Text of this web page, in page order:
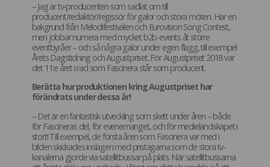
– Jag är tv-producenten som sadlat om till
producent/redaktör/regissör för galor och stora möten. Har en
bakgrund från Melodifestivalen och Eurovision Song Contest,
men jobbar numera med mycket b2b-events åt större
eventbyråer – och så några galor under egen flagg, till exempel
Årets Dagstidning och Augustpriset. För Augustpriset 2018 var
det 11:e året i rad som Fascinera står som producent.
Berätta hur produktionen kring Augustpriset har
förändrats under dessa år!
– Det är en fantastisk utveckling som skett under åren – både
för Fascineras del, för evenemanget, och för medielandskapet i
stort! Till exempel, de första åren som Fascinera var med i
bilden skickades inslagen med pristagarna som de stora tv-
kanalerna gjorde via satellitbussar på plats. När satellitbussarna